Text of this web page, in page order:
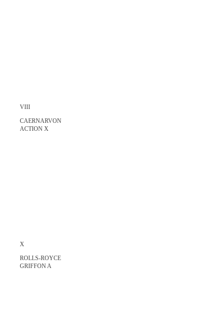
VIII
CAERNARVON
ACTION X
X
ROLLS-ROYCE
GRIFFON A